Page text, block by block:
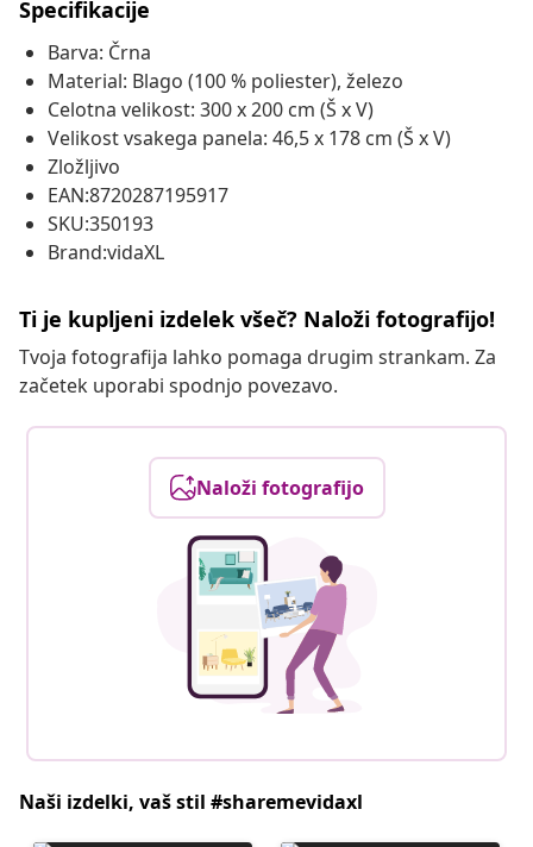
Specifikacije
Barva: Črna
Material: Blago (100 % poliester), železo
Celotna velikost: 300 x 200 cm (Š x V)
Velikost vsakega panela: 46,5 x 178 cm (Š x V)
Zložljivo
EAN:8720287195917
SKU:350193
Brand:vidaXL
Ti je kupljeni izdelek všeč? Naloži fotografijo!
Tvoja fotografija lahko pomaga drugim strankam. Za
začetek uporabi spodnjo povezavo.
Naloži fotografijo
Naši izdelki, vaš stil #sharemevidaxl